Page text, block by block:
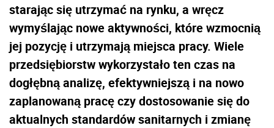
starając się utrzymać na rynku, a wręcz
wymyślając nowe aktywności, które wzmocnią
jej pozycję i utrzymają miejsca pracy. Wiele
przedsiębiorstw wykorzystało ten czas na
dogłębną analizę, efektywniejszą i na nowo
zaplanowaną pracę czy dostosowanie się do
aktualnych standardów sanitarnych i zmianę